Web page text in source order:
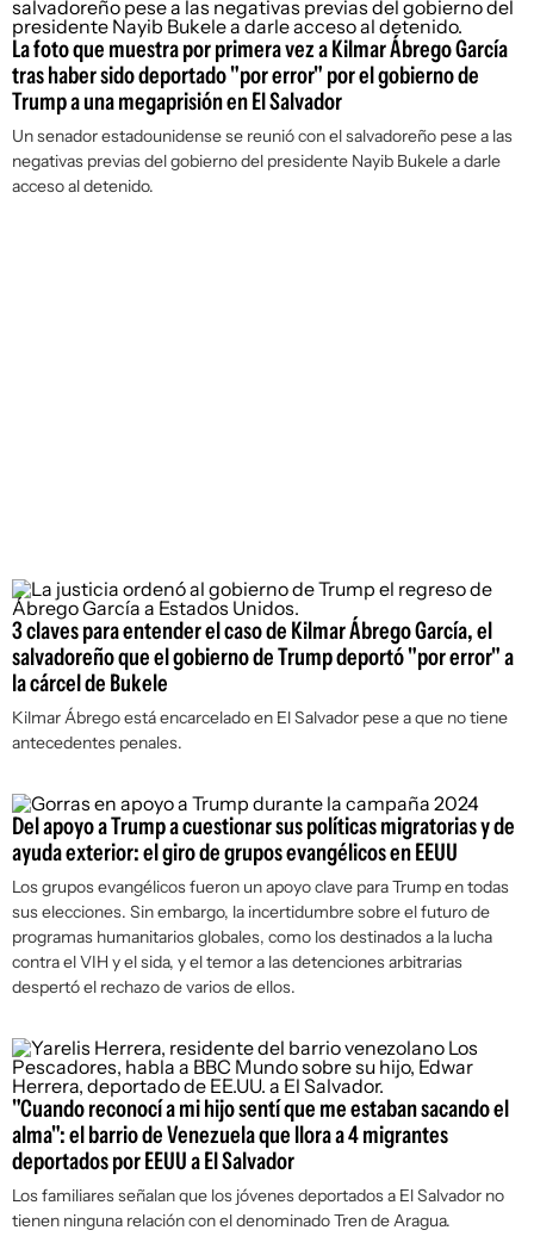
La foto que muestra por primera vez a Kilmar Ábrego García
tras haber sido deportado "por error" por el gobierno de
Trump a una megaprisión en El Salvador
Un senador estadounidense se reunió con el salvadoreño pese a las
negativas previas del gobierno del presidente Nayib Bukele a darle
acceso al detenido.
3 claves para entender el caso de Kilmar Ábrego García, el
salvadoreño que el gobierno de Trump deportó "por error" a
la cárcel de Bukele
Kilmar Ábrego está encarcelado en El Salvador pese a que no tiene
antecedentes penales.
Del apoyo a Trump a cuestionar sus políticas migratorias y de
ayuda exterior: el giro de grupos evangélicos en EEUU
Los grupos evangélicos fueron un apoyo clave para Trump en todas
sus elecciones. Sin embargo, la incertidumbre sobre el futuro de
programas humanitarios globales, como los destinados a la lucha
contra el VIH y el sida, y el temor a las detenciones arbitrarias
despertó el rechazo de varios de ellos.
"Cuando reconocí a mi hijo sentí que me estaban sacando el
alma": el barrio de Venezuela que llora a 4 migrantes
deportados por EEUU a El Salvador
Los familiares señalan que los jóvenes deportados a El Salvador no
tienen ninguna relación con el denominado Tren de Aragua.